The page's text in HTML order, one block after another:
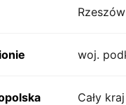
Rzeszów
woj.
Cały kraj